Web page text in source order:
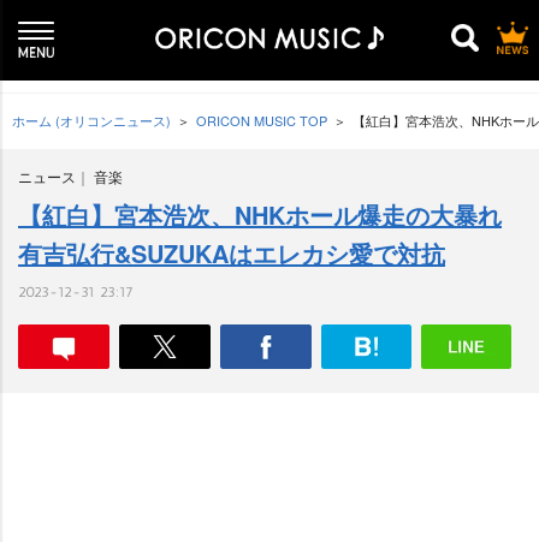
ホーム (オリコンニュース) ORICON MUSIC TOP 【紅白】宮本浩次、NHKホー
ニュース 音楽
【紅白】宮本浩次、NHKホール爆走の大暴れ
有吉弘行&SUZUKAはエレカシ愛で対抗
2023-12-31 23:17